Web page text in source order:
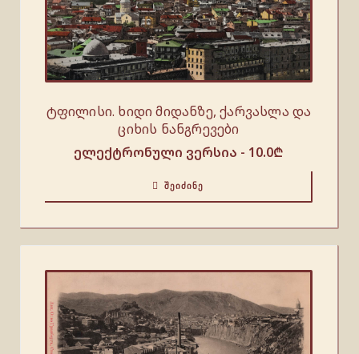
ტფილისი. ხიდი მიდანზე, ქარვასლა და
ციხის ნანგრევები
ელექტრონული ვერსია - 10.0₾
ᲨᲔᲘᲫᲘᲜᲔ